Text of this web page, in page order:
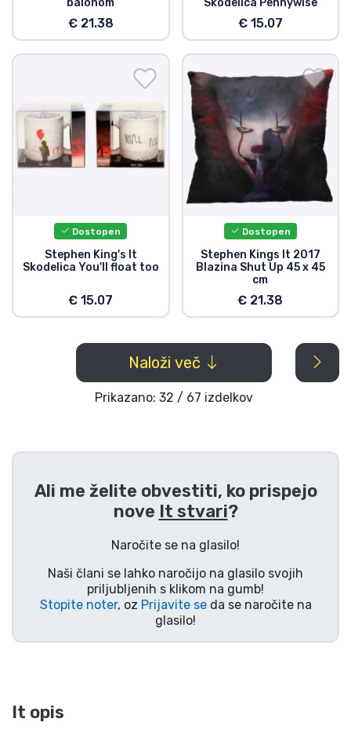
€ 21.38 € 15.07
Dostopen
Stephen King's It
Skodelica You'll float too
€ 15.07
Dostopen
Stephen Kings It 2017
Blazina Shut Up 45 x 45
cm
€ 21.38
Naloži več
Prikazano: 32 / 67 izdelkov
Ali me želite obvestiti, ko prispejo
nove It stvari?
Naročite se na glasilo!
Naši člani se lahko naročijo na glasilo svojih
priljubljenih s klikom na gumb!
Stopite noter, oz Prijavite seda se naročite na
glasilo!
It opis